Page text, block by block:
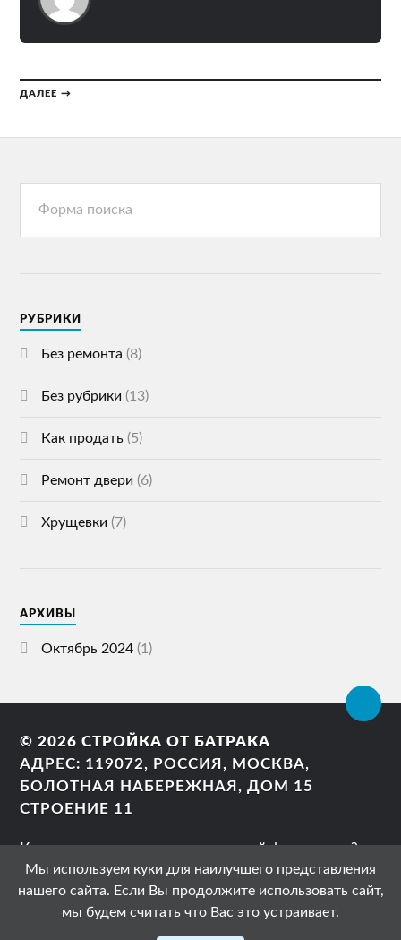
ДАЛЕЕ →
РУБРИКИ
Без ремонта (8)
Без рубрики (13)
Как продать (5)
Ремонт двери (6)
Хрущевки (7)
АРХИВЫ
Октябрь 2024 (1)
© 2026СТРОЙКА ОТ БАТРАКА
АДРЕС: 119072, РОССИЯ, МОСКВА,
БОЛОТНАЯ НАБЕРЕЖНАЯ, ДОМ 15
СТРОЕНИЕ 11
Как правильно сделать ленточный фундамент?
Можно ли заливать фундамент дома частями?
Фундамент своими руками?
Свайный фундамент
Мы используем куки для наилучшего представления
нашего сайта. Если Вы продолжите использовать сайт,
мы будем считать что Вас это устраивает.